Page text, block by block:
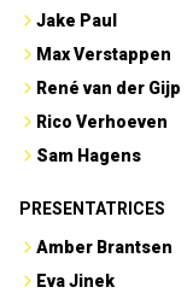
Jake Paul
Max Verstappen
René van der Gijp
Rico Verhoeven
Sam Hagens
PRESENTATRICES
Amber Brantsen
Eva Jinek